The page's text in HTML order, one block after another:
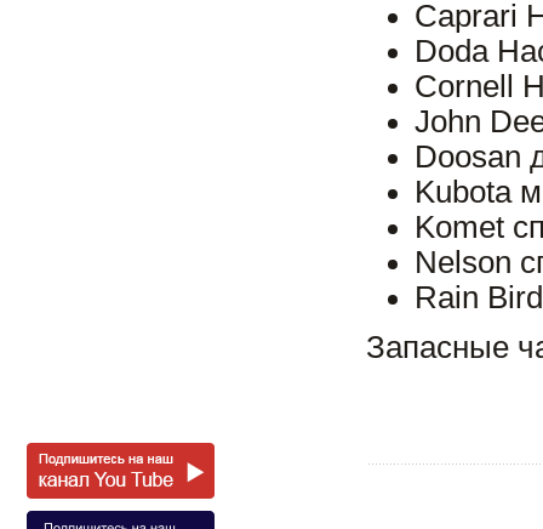
Caprari
Doda
Cornell
John
Doosan
Kubota
Komet
Nelson
Rain
Запасные